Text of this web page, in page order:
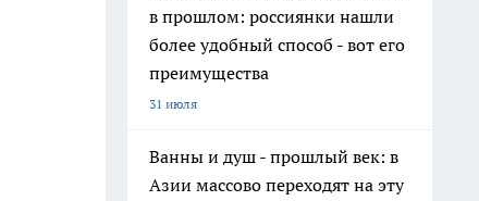
в прошлом: россиянки нашли
более удобный способ - вот его
преимущества
31 июля
Ванны и душ - прошлый век: в
Азии массово переходят на эту